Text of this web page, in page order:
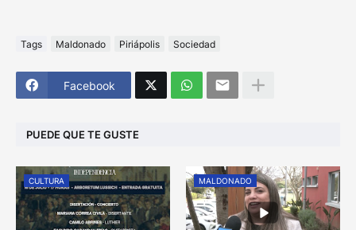
Tags Maldonado Piriápolis Sociedad
Facebook
PUEDE QUE TE GUSTE
CULTURA MALDONADO